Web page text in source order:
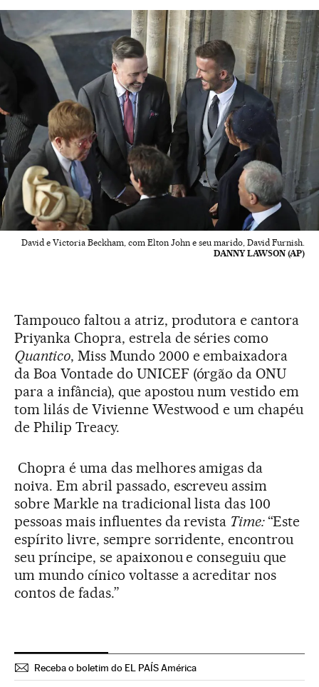
David e Victoria Beckham, com Elton John e seu marido, David Furnish.
DANNY LAWSON (AP)
Tampouco faltou a atriz, produtora e cantora
Priyanka Chopra, estrela de séries como
Quantico, Miss Mundo 2000 e embaixadora
da Boa Vontade do UNICEF (órgão da ONU
para a infância), que apostou num vestido em
tom lilás de Vivienne Westwood e um chapéu
de Philip Treacy.
Chopra é uma das melhores amigas da
noiva. Em abril passado, escreveu assim
sobre Markle na tradicional lista das 100
pessoas mais influentes da revista Time:“Este
espírito livre, sempre sorridente, encontrou
seu príncipe, se apaixonou e conseguiu que
um mundo cínico voltasse a acreditar nos
contos de fadas.”
Receba o boletim do EL PAÍS América